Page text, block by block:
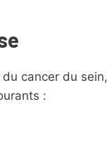
cancer du
: